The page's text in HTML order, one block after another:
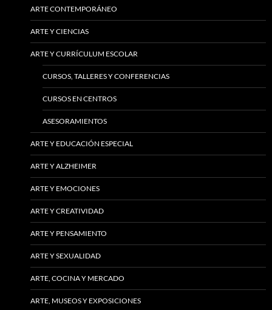
ARTE CONTEMPORÁNEO
ARTE Y CIENCIAS
ARTE Y CURRÍCULUM ESCOLAR
CURSOS, TALLERES Y CONFERENCIAS
CURSOS EN CENTROS
ASESORAMIENTOS
ARTE Y EDUCACIÓN ESPECIAL
ARTE Y ALZHEIMER
ARTE Y EMOCIONES
ARTE Y CREATIVIDAD
ARTE Y PENSAMIENTO
ARTE Y SEXUALIDAD
ARTE, COCINA Y MERCADO
ARTE, MUSEOS Y EXPOSICIONES